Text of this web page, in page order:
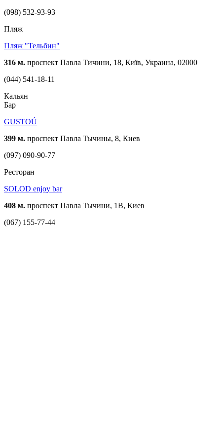
(098) 532-93-93
Пляж
Пляж "Тельбин"
316 м. проспект Павла Тичини, 18, Київ, Украина, 02000
(044) 541-18-11
Кальян
Бар
GUSTOÚ
399 м. проспект Павла Тычины, 8, Киев
(097) 090-90-77
Ресторан
SOLOD enjoy bar
408 м. проспект Павла Тычини, 1В, Киев
(067) 155-77-44